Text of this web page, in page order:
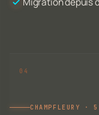
CHAMPFLEURY ·